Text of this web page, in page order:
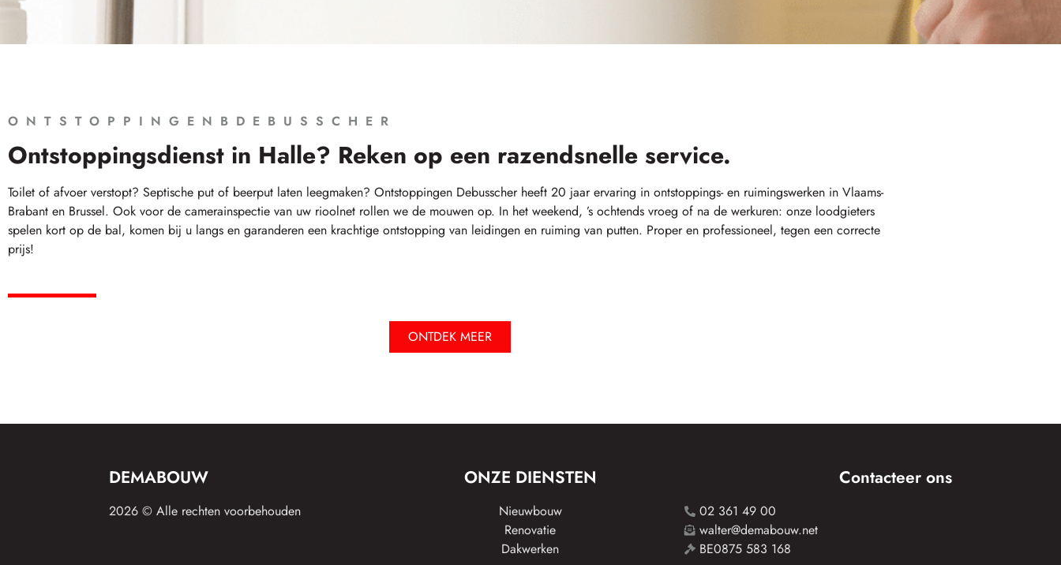
ONTSTOPPINGENBDEBUSSCHER
Ontstoppingsdienst in Halle? Reken op een razendsnelle service.
Toilet of afvoer verstopt? Septische put of beerput laten leegmaken? Ontstoppingen Debusscher heeft 20 jaar ervaring in ontstoppings- en ruimingswerken in Vlaams-
Brabant en Brussel. Ook voor de camerainspectie van uw rioolnet rollen we de mouwen op. In het weekend, ’s ochtends vroeg of na de werkuren: onze loodgieters
spelen kort op de bal, komen bij u langs en garanderen een krachtige ontstopping van leidingen en ruiming van putten. Proper en professioneel, tegen een correcte
prijs!
ONTDEK MEER
DEMABOUW
2026 © Alle rechten voorbehouden
ONZE DIENSTEN
Nieuwbouw
Renovatie
Dakwerken
Contacteer ons
02 361 49 00
walter@demabouw.net
BE0875 583 168